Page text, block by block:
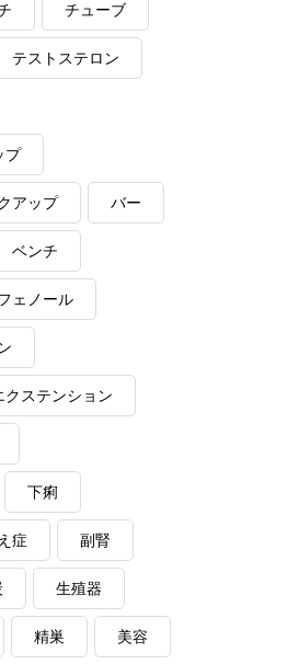
チューブ
テストステロン
プ
アップ バー
ベンチ
ェノール
クステンション
下痢
症 副腎
生殖器
精巣 美容